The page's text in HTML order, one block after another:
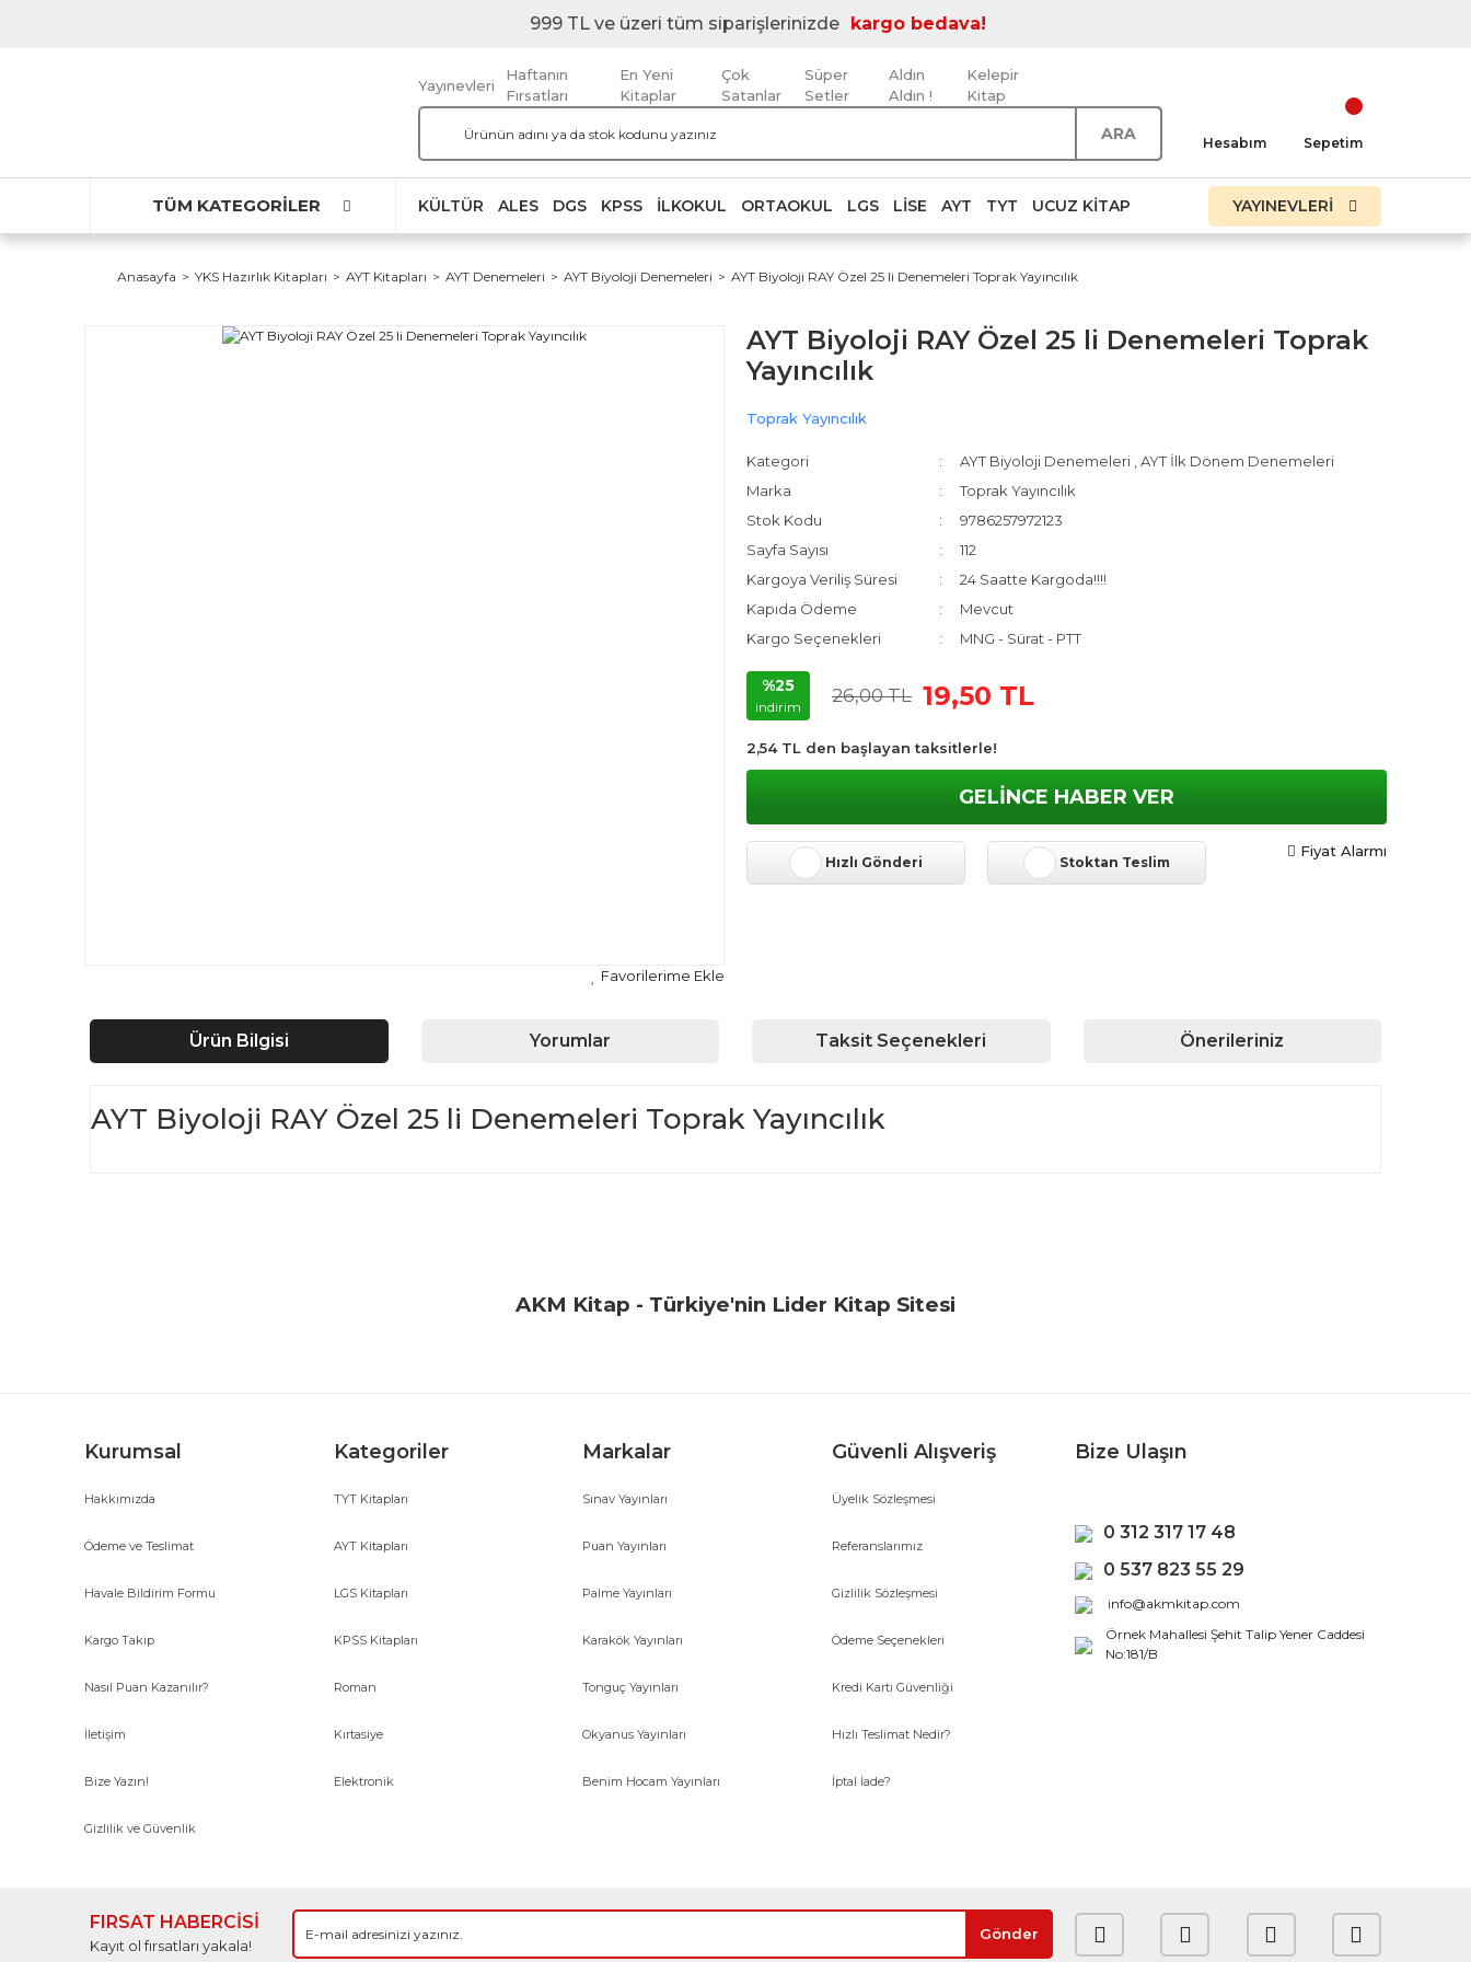
999 TL ve üzeri tüm siparişlerinizde kargo bedava!
Yayınevleri
Haftanın
Fırsatları
En Yeni
Kitaplar
Çok
Satanlar
Süper
Setler
Aldın
Aldın !
Kelepir
Kitap
ARA Hesabım Sepetim
TÜM KATEGORİLER KÜLTÜR ALES DGS KPSS İLKOKUL ORTAOKUL LGS LISE AYT TYT UCUZ KITAP YAYINEVLERİ
Anasayfa YKS Hazırlık Kitapları AYT Kitapları AYT Denemeleri AYT Biyoloji Denemeleri AYT Biyoloji RAY Özel 25 li Denemeleri Toprak Yayıncılık
AYT Biyoloji RAY Özel 25 li Denemeleri Toprak
Yayıncılık
Toprak Yayıncılık
Kategori AYT Biyoloji Denemeleri AYT İlk Dönem Denemeleri
Marka
Toprak Yayıncılık
Stok Kodu
9786257972123
Sayfa Sayısı
112
Kargoya Veriliş Süresi
24 Saatte Kargoda!!!!
Kapıda Ödeme
Mevcut
Kargo Seçenekleri
MNG - Sürat - PTT
%25
indirim
26,00 TL 19,50 TL
2,54 TL den başlayan taksitlerle!
GELİNCE HABER VER
Hızlı Gönderi Stoktan Teslim
Fiyat Alarmı
Ürün Bilgisi Yorumlar Taksit Seçenekleri Önerileriniz
AYT Biyoloji RAY Özel 25 li Denemeleri Toprak Yayıncılık
Yorum Yaz
AKM Kitap - Türkiye'nin Lider Kitap Sitesi
Kurumsal
Hakkımızda
Ödeme ve Teslimat
Havale Bildirim Formu
Kargo Takip
Nasıl Puan Kazanılır?
İletişim
Bize Yazın!
Gizlilik ve Güvenlik
Kategoriler
TYT Kitapları
AYT Kitapları
LGS Kitapları
KPSS Kitapları
Roman
Kırtasiye
Elektronik
Markalar
Sınav Yayınları
Puan Yayınları
Palme Yayınları
Karakök Yayınları
Tonguç Yayınları
Okyanus Yayınları
Benim Hocam Yayınları
Güvenli Alışveriş
Üyelik Sözleşmesi
Referanslarımız
Gizlilik Sözleşmesi
Ödeme Seçenekleri
Kredi Kartı Güvenliği
Hızlı Teslimat Nedir?
İptal İade?
Bize Ulaşın
0 312 317 17 48
0 537 823 55 29
info@akmkitap.com
Örnek Mahallesi Şehit Talip Yener Caddesi
No:181/B
FIRSAT HABERCİSİ
Kayıt ol fırsatları yakala!
Gönder